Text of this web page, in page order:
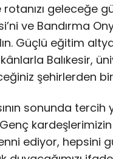
geleceğe
ve Bandırma
Güçlü eğitim
Balıkesir,
şehirlerden
sonunda
ediyor, hepsini